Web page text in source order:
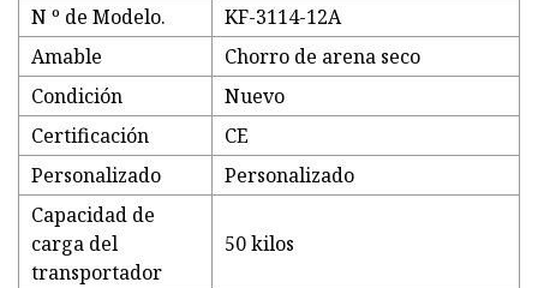
N º de Modelo.
KF-3114-12A
Amable
Chorro de arena seco
Condición
Nuevo
Certificación
CE
Personalizado
Personalizado
Capacidad de
carga del
transportador
50 kilos